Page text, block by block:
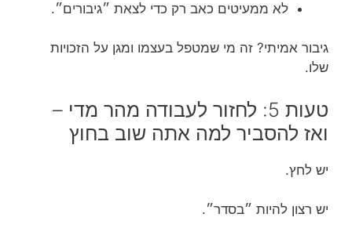
לא ממעיטים כאב רק כדי לצאת ״גיבורים״.
גיבור אמיתי? זה מי שמטפל בעצמו ומגן על הזכויות
שלו.
טעות 5: לחזור לעבודה מהר מדי –
ואז להסביר למה אתה שוב בחוץ
יש לחץ.
יש רצון להיות ״בסדר״.